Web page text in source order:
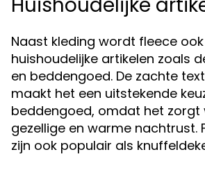
Naast kleding wordt fleece
huishoudelijke artikelen zoals
en beddengoed. De zachte
maakt het een uitstekende
beddengoed, omdat het zorgt
gezellige en warme nachtrust.
zijn ook populair als